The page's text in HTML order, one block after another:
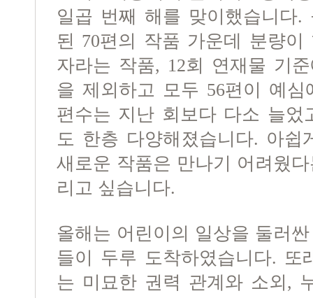
일곱 번째 해를 맞이했습니다.
된 70편의 작품 가운데 분량
자라는 작품, 12회 연재물 기
을 제외하고 모두 56편이 예
편수는 지난 회보다 다소 늘었
도 한층 다양해졌습니다. 아쉽
새로운 작품은 만나기 어려웠
리고 싶습니다.
올해는 어린이의 일상을 둘러
들이 두루 도착하였습니다. 또
는 미묘한 권력 관계와 소외,